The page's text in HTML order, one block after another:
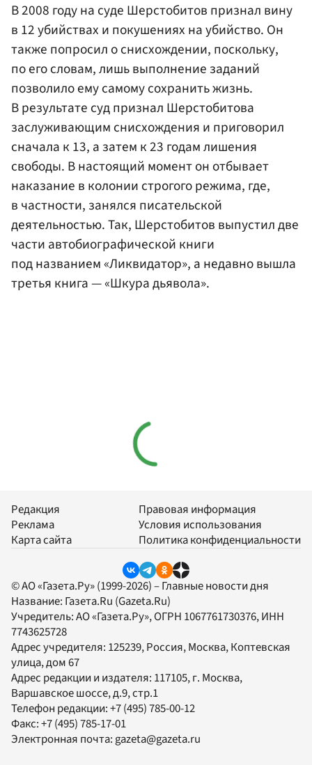
В 2008 году на суде Шерстобитов признал вину
в 12 убийствах и покушениях на убийство. Он
также попросил о снисхождении, поскольку,
по его словам, лишь выполнение заданий
позволило ему самому сохранить жизнь.
В результате суд признал Шерстобитова
заслуживающим снисхождения и приговорил
сначала к 13, а затем к 23 годам лишения
свободы. В настоящий момент он отбывает
наказание в колонии строгого режима, где,
в частности, занялся писательской
деятельностью. Так, Шерстобитов выпустил две
части автобиографической книги
под названием «Ликвидатор», а недавно вышла
третья книга — «Шкура дьявола».
Редакция
Реклама
Карта сайта
Правовая информация
Условия использования
Политика конфиденциальности
© АО «Газета.Ру» (1999-2026) – Главные новости дня
Название: Газета.Ru (Gazeta.Ru)
Учредитель:АО «Газета.Ру», ОГРН 1067761730376, ИНН
7743625728
Адрес учредителя: 125239, Россия, Москва, Коптевская
улица, дом 67
Адрес редакции и издателя: 117105, г. Москва,
Варшавское шоссе, д.9, стр.1
Телефон редакции:+7 (495) 785-00-12
Факс:+7 (495) 785-17-01
Электронная почта:gazeta@gazeta.ru